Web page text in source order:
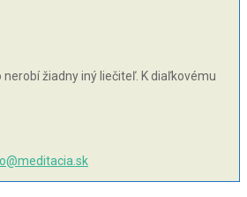
žiadny iný liečiteľ. K diaľkovému